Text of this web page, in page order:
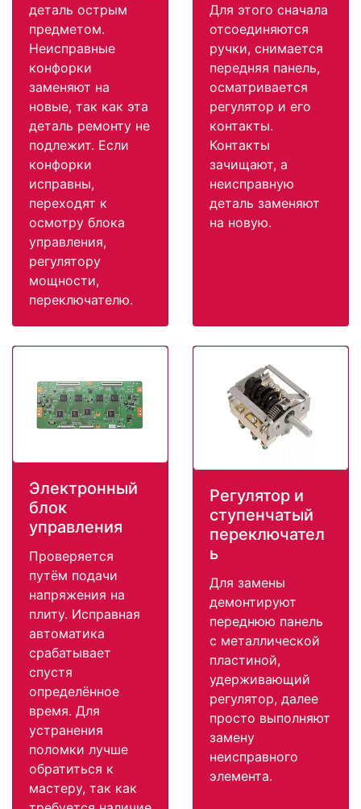
деталь острым
предметом.
Неисправные
конфорки
заменяют на
новые, так как эта
деталь ремонту не
подлежит. Если
конфорки
исправны,
переходят к
осмотру блока
управления,
регулятору
мощности,
переключателю.
Для этого сначала
отсоединяются
ручки, снимается
передняя панель,
осматривается
регулятор и его
контакты.
Контакты
зачищают, а
неисправную
деталь заменяют
на новую.
Электронный
блок
управления
Проверяется
путём подачи
напряжения на
плиту. Исправная
автоматика
срабатывает
спустя
определённое
время. Для
устранения
поломки лучше
обратиться к
мастеру, так как
Регулятор и
ступенчатый
переключател
ь
Для замены
демонтируют
переднюю панель
с металлической
пластиной,
удерживающий
регулятор, далее
просто выполняют
замену
неисправного
элемента.